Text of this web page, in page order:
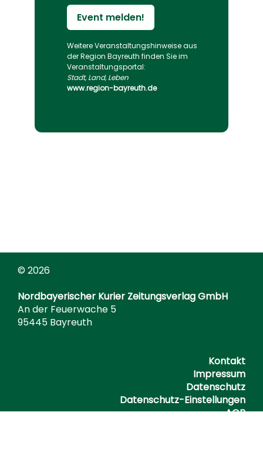
Event melden!
Weitere Veranstaltungs­hinweise aus
der Region Bayreuth finden Sie im
Veranstaltungs­portal:
Stadt, Land, Leben
www.region-bayreuth.de
© 2026
Nordbayerischer Kurier Zeitungsverlag GmbH
An der Feuerwache 5
95445 Bayreuth
Kontakt
Impressum
Datenschutz
Datenschutz-Einstellungen
AGB